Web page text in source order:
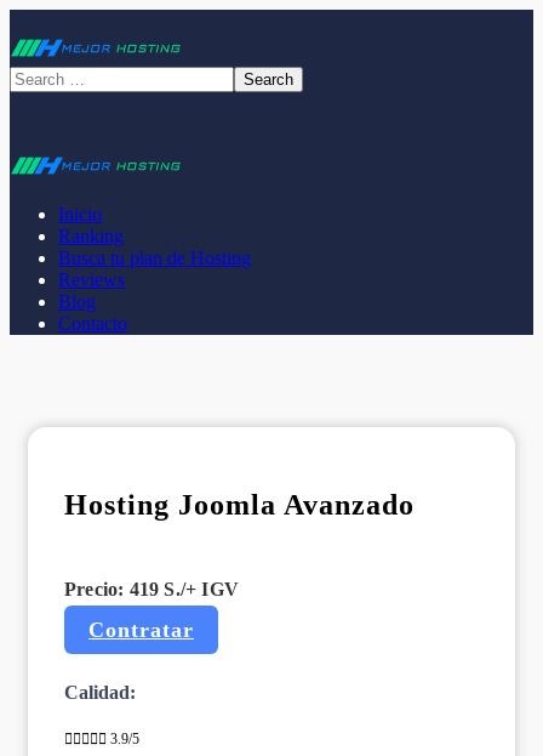
Inicio
Ranking
Busca tu plan de Hosting
Reviews
Blog
Contacto
Hosting Joomla Avanzado
Precio: 419 S./+ IGV
Contratar
Calidad:
 3.9/5